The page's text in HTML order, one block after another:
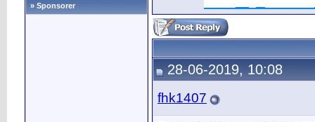
» Sponsorer
28-06-2019, 10:08
fhk1407